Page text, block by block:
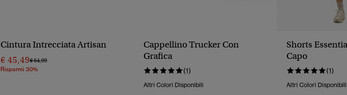
Cintura Intrecciata Artisan
€ 45,49Prezzo Ridotto Da
€ 64,99A
Risparmi 30%
Cappellino Trucker Con
Grafica
(1)
Altri Colori Disponibili
Shorts
Capo
(1)
Altri Colori Disponibili